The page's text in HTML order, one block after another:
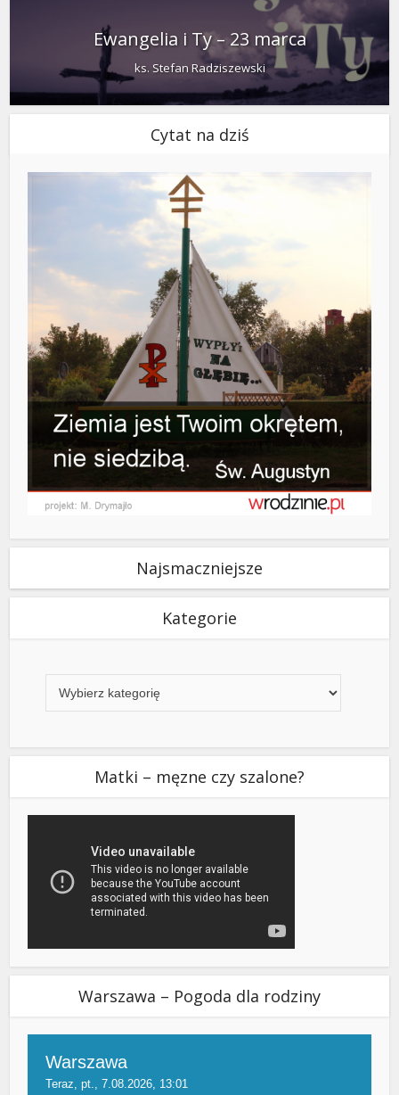
Ewangelia i Ty – 23 marca
ks. Stefan Radziszewski
Cytat na dziś
Najsmaczniejsze
Kategorie
Matki – męzne czy szalone?
Warszawa – Pogoda dla rodziny